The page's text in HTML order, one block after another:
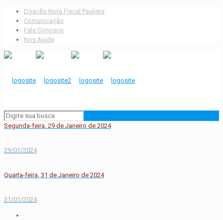
Doação Nota Fiscal Paulista
Comunicação
Fale Conosco
Nos Ajude
Segunda-feira, 29 de Janeiro de 2024
29/01/2024
Quarta-feira, 31 de Janeiro de 2024
31/01/2024